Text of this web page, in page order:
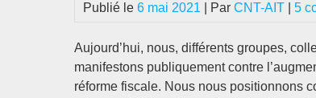
Publié le 6 mai 2021 | Par CNT-AIT 5
Aujourd’hui, nous, différents groupes,
manifestons publiquement contre
réforme fiscale. Nous nous positionnons